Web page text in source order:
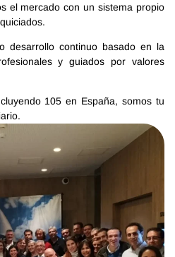
el mercado con un sistema propio
desarrollo continuo basado en la
y guiados por valores
105 en España, somos tu